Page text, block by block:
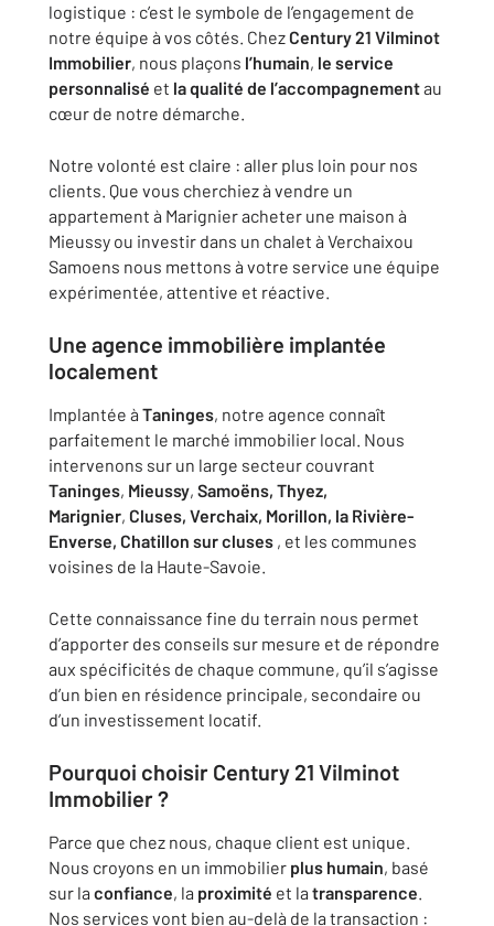
logistique : c’est le symbole de l’engagement de
notre équipe à vos côtés. ChezCentury 21 Vilminot
Immobilier, nous plaçons l’humain, le service
personnalisé et la qualité de l’accompagnementau
cœur de notre démarche.
Notre volonté est claire : aller plus loin pour nos
clients. Que vous cherchiez à vendre un
appartement à Marignier acheter une maison à
Mieussy ou investir dans un chalet à Verchaixou
Samoens nous mettons à votre service une équipe
expérimentée, attentive et réactive.
Une agence immobilière implantée
localement
Implantée à Taninges, notre agence connaît
parfaitement le marché immobilier local. Nous
intervenons sur un large secteur couvrant
Taninges, Mieussy, Samoëns, Thyez,
Marignier, Cluses, Verchaix, Morillon, la Rivière-
Enverse, Chatillon sur cluses , et les communes
voisines de la Haute-Savoie.
Cette connaissance fine du terrain nous permet
d’apporter des conseils sur mesure et de répondre
aux spécificités de chaque commune, qu’il s’agisse
d’un bien en résidence principale, secondaire ou
d’un investissement locatif.
Pourquoi choisir Century 21 Vilminot
Immobilier ?
Parce que chez nous, chaque client est unique.
Nous croyons en un immobilier plus humain, basé
sur la confiance, la proximité et la transparence.
Nos services vont bien au-delà de la transaction :